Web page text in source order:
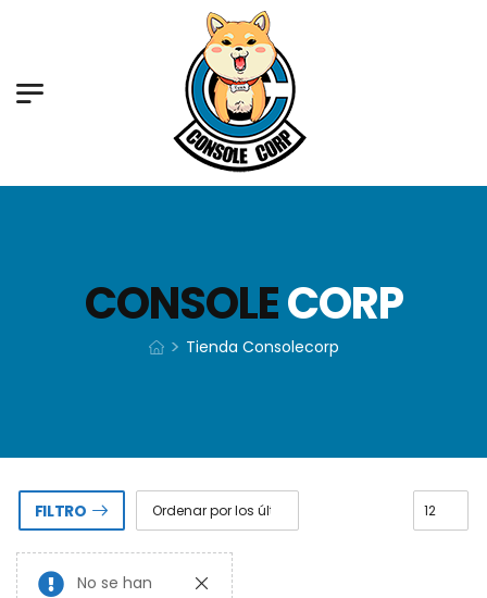
CONSOLECORP
> Tienda Consolecorp
FILTRO
No se han